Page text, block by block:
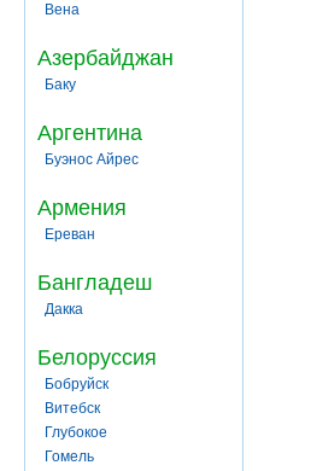
Вена
Азербайджан
Баку
Аргентина
Буэнос Айрес
Армения
Ереван
Бангладеш
Дакка
Белоруссия
Бобруйск
Витебск
Глубокое
Гомель